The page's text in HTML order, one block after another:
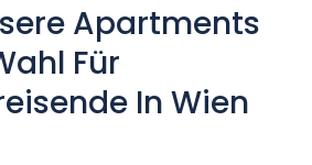
Apartments
Für
In Wien